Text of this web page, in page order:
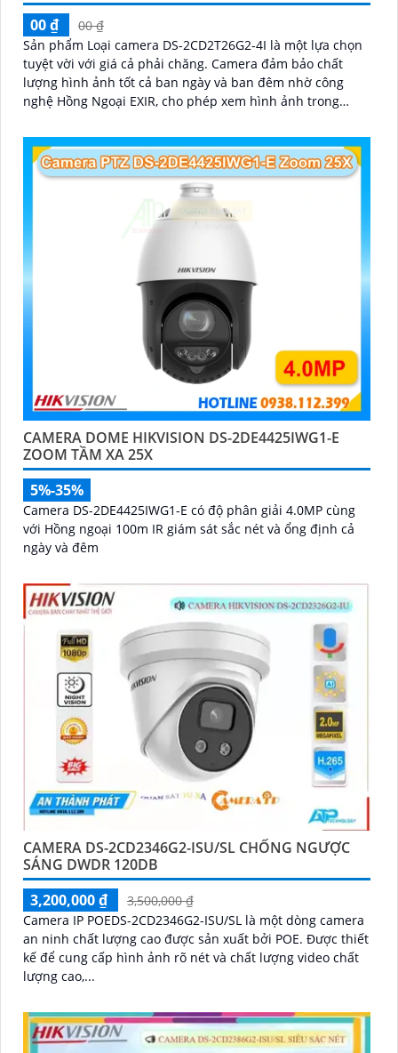
00 ₫
00 ₫
Sản phẩm Loại camera DS-2CD2T26G2-4I là một lựa chọn
tuyệt vời với giá cả phải chăng. Camera đảm bảo chất
lượng hình ảnh tốt cả ban ngày và ban đêm nhờ công
nghệ Hồng Ngoại EXIR, cho phép xem hình ảnh trong
CAMERA DOME HIKVISION DS-2DE4425IWG1-E
ZOOM TẦM XA 25X
5%-35%
Camera DS-2DE4425IWG1-E có độ phân giải 4.0MP cùng
với Hồng ngoại 100m IR giám sát sắc nét và ổng định cả
ngày và đêm
CAMERA DS-2CD2346G2-ISU/SL CHỐNG NGƯỢC
SÁNG DWDR 120DB
3,200,000 ₫
3,500,000 ₫
Camera IP POEDS-2CD2346G2-ISU/SL là một dòng camera
an ninh chất lượng cao được sản xuất bởi POE. Được thiết
kế để cung cấp hình ảnh rõ nét và chất lượng video chất
lượng cao,...